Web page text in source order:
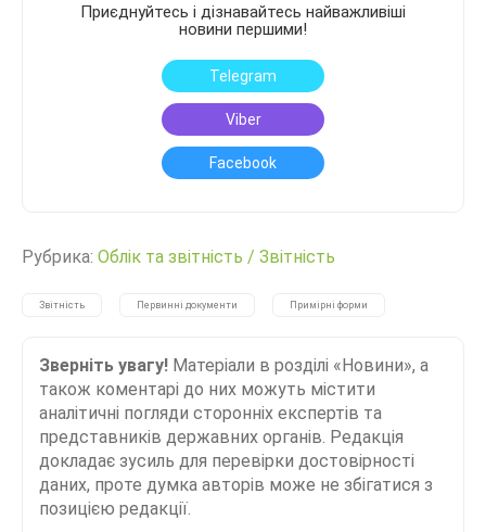
Приєднуйтесь і дізнавайтесь найважливіші
новини першими!
Telegram
Viber
Facebook
Рубрика: Облік та звітність / Звітність
Звітність Первинні документи Примірні форми
Зверніть увагу! Матеріали в розділі «Новини», а
також коментарі до них можуть містити
аналітичні погляди сторонніх експертів та
представників державних органів. Редакція
докладає зусиль для перевірки достовірності
даних, проте думка авторів може не збігатися з
позицією редакції.